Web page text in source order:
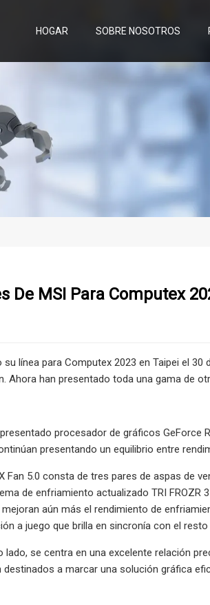
HOGAR SOBRE NOSOTROS
De MSI Para Computex
su línea para Computex 2023 en Taipei el
Ahora han presentado toda una gama de
procesador de gráficos GeForce
presentando un equilibrio entre
Fan 5.0 consta de tres pares de aspas de
de enfriamiento actualizado TRI FROZR
aún más el rendimiento de
a juego que brilla en sincronía con el resto
lado, se centra en una excelente relación
a marcar una solución gráfica